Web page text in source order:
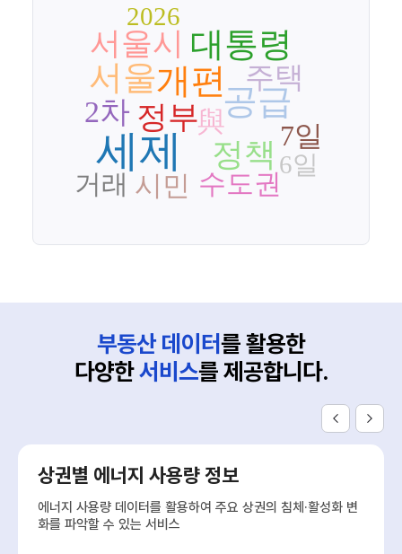
세제
공급
개편
서울
대통령
정책
정부
서울시
2차
주택
7일
시민 수도권
與
거래
6일
2026
부동산 데이터를 활용한
다양한서비스를 제공합니다.
상권별 에너지 사용량 정보
에너지 사용량 데이터를 활용하여 주요 상권의 침체·활성화 변
화를 파악할 수 있는 서비스